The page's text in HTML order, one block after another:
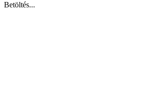
Betöltés...